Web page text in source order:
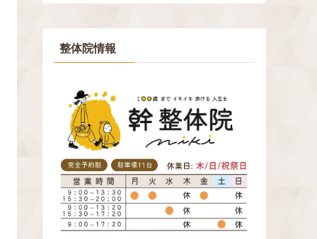
テ
ゴ
リ
整体院情報